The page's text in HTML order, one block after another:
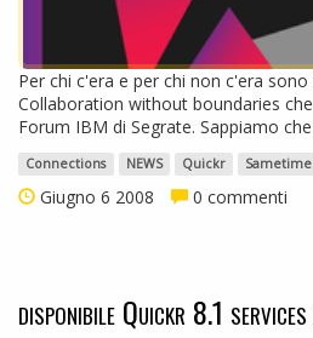
Per chi c'era e per chi non c'era
Collaboration without boundaries
Forum IBM di Segrate. Sappiamo
Connections NEWS Quickr Sametime
Giugno 6 2008 0 commenti
disponibile Quickr 8.1